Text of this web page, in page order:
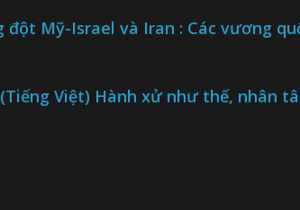
đột Mỹ-Israel và Iran : Các vương
(Tiếng Việt) Hành xử như thế, nhân